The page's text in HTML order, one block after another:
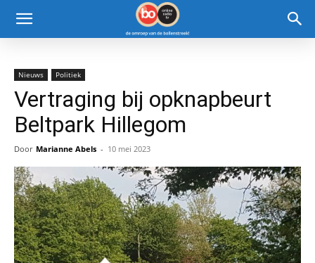
Nieuws Politiek
Vertraging bij opknapbeurt
Beltpark Hillegom
Door Marianne Abels - 10 mei 2023